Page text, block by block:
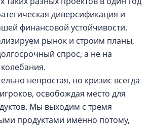
диверсификация и
финансовой устойчивости.
рынок и строим планы,
спрос, а не на
непростая, но кризис всегда
освобождая место для
Мы выходим с тремя
продуктами именно потому,